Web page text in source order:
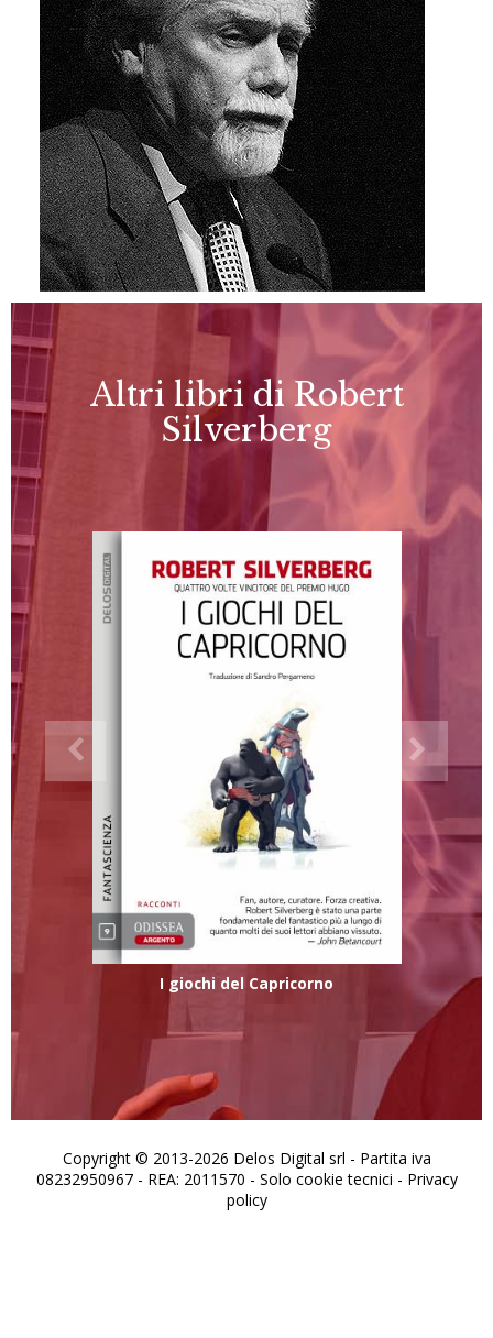
Altri libri di Robert
Silverberg
I giochi del Capricorno
Copyright © 2013-2026 Delos Digital srl - Partita iva
08232950967 - REA: 2011570 - Solo cookie tecnici - Privacy
policy